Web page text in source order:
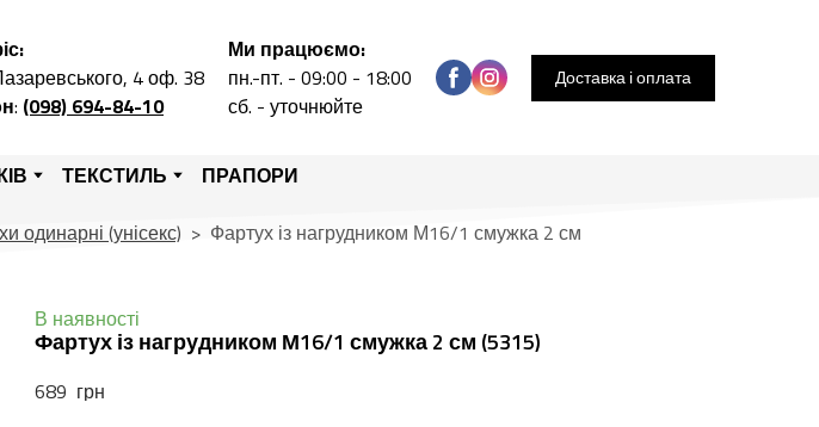
4 оф. 38
: (098) 694-84-10
Ми працюємо:
пн.-пт. - 09:00 - 18:00
сб. - уточнюйте
Доставка і оплата
ТЕКСТИЛЬ
ПРАПОРИ
одинарні (унісекс) Фартух із нагрудником М16/1 смужка 2 см
В наявності
Фартух із нагрудником М16/1 смужка 2 см (5315)
689  грн